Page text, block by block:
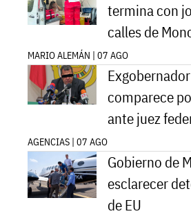
termina con
calles de
MARIO ALEMÁN | 07 AGO
comparece
ante juez
AGENCIAS | 07 AGO
Gobierno de
esclarecer
de EU